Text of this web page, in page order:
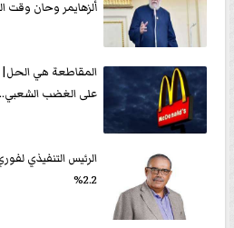
ألزهايمر وحان وقت
المقاطعة هي الحل|
على الغضب الشعبي..
الرئيس التنفيذي
2.2%